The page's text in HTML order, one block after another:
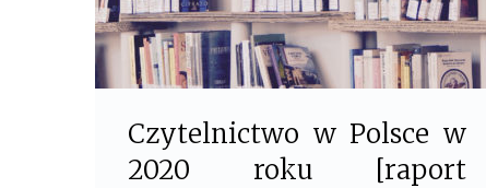
Czytelnictwo w Polsce w
2020 roku [raport